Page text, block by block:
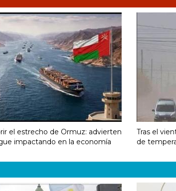
el estrecho de Ormuz: advierten
impactando en la economía
Tras el
de